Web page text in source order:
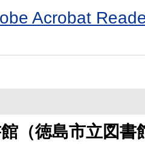
Acrobat
（徳島市立図書